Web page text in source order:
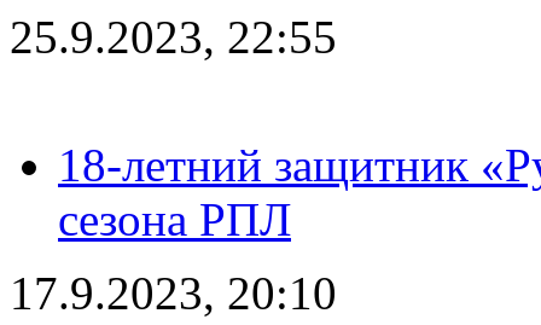
25.9.2023, 22:55
18-летний защитник
сезона РПЛ
17.9.2023, 20:10